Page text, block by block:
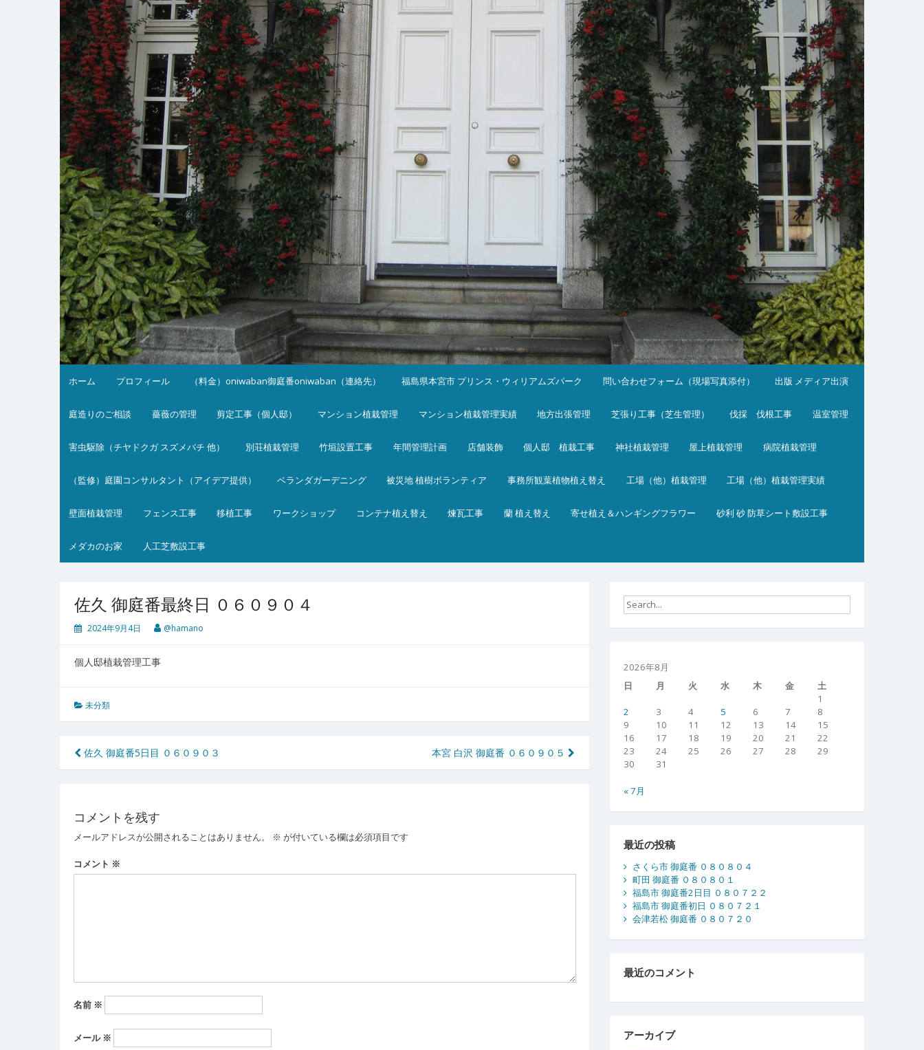
ホーム プロフィール （料金）oniwaban御庭番oniwaban（連絡先） 福島県本宮市 プリンス・ウィリアムズパーク 問い合わせフォーム（現場写真添付） 出版 メディア出演
庭造りのご相談 薔薇の管理 剪定工事（個人邸） マンション植栽管理 マンション植栽管理実績 地方出張管理 芝張り工事（芝生管理） 伐採 伐根工事 温室管理
害虫駆除（チヤドクガ スズメバチ 他） 別荘植栽管理 竹垣設置工事 年間管理計画 店舗装飾 個人邸 植栽工事 神社植栽管理 屋上植栽管理 病院植栽管理
（監修）庭園コンサルタント（アイデア提供） ベランダガーデニング 被災地 植樹ボランティア 事務所観葉植物植え替え 工場（他）植栽管理 工場（他）植栽管理実績
壁面植栽管理 フェンス工事 移植工事 ワークショップ コンテナ植え替え 煉瓦工事 蘭 植え替え 寄せ植え＆ハンギングフラワー 砂利 砂 防草シート敷設工事
メダカのお家 人工芝敷設工事
佐久 御庭番最終日 ０６０９０４
2024年9月4日 @hamano
個人邸植栽管理工事
未分類
投
稿
ビ
ゲ
ー
佐久 御庭番5日目 ０６０９０３ 本宮 白沢 御庭番 ０６０９０５
コメントを残す
メールアドレスが公開されることはありません。 ※ が付いている欄は必須項目です
コメント ※
名前 ※
メール ※
2026年8月
日
月 火 水 木 金
土
1
2
3 4 5 6 7
8
9
10 11 12 13 14
15
16
17 18 19 20 21
22
23
24 25 26 27 28
29
30
31
« 7月
最近の投稿
さくら市 御庭番 ０８０８０４
町田 御庭番 ０８０８０１
福島市 御庭番2日目 ０８０７２２
福島市 御庭番初日 ０８０７２１
会津若松 御庭番 ０８０７２０
最近のコメント
アーカイブ